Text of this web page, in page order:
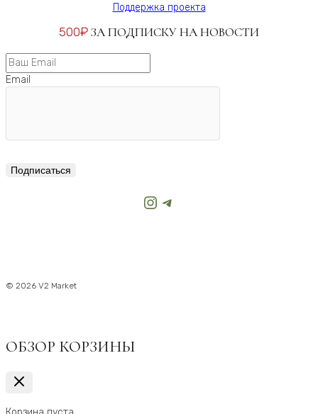
Поддержка проекта
500₽ ЗА ПОДПИСКУ НА НОВОСТИ
Email
Подписаться
Instagram
Telegram
© 2026 V2 Market
ОБЗОР КОРЗИНЫ